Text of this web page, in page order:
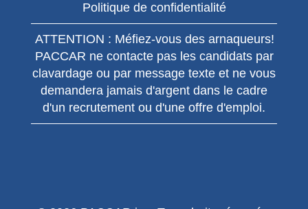
Politique de confidentialité
ATTENTION : Méfiez-vous des arnaqueurs!
PACCAR ne contacte pas les candidats par
clavardage ou par message texte et ne vous
demandera jamais d'argent dans le cadre
d'un recrutement ou d'une offre d'emploi.